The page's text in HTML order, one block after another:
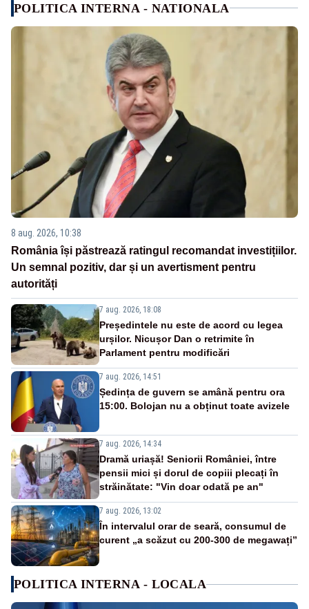
POLITICA INTERNA - NATIONALA
8 aug. 2026, 10:38
România își păstrează ratingul recomandat investițiilor.
Un semnal pozitiv, dar și un avertisment pentru
autorități
7 aug. 2026, 18:08
Președintele nu este de acord cu legea
urșilor. Nicușor Dan o retrimite în
Parlament pentru modificări
7 aug. 2026, 14:51
Ședința de guvern se amână pentru ora
15:00. Bolojan nu a obținut toate avizele
7 aug. 2026, 14:34
Dramă uriașă! Seniorii României, între
pensii mici și dorul de copiii plecați în
străinătate: "Vin doar odată pe an"
7 aug. 2026, 13:02
În intervalul orar de seară, consumul de
curent „a scăzut cu 200-300 de megawați”
POLITICA INTERNA - LOCALA